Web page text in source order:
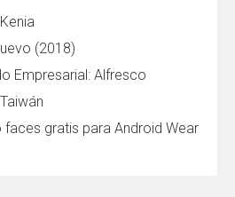
(2018)
Empresarial: Alfresco
gratis para Android Wear